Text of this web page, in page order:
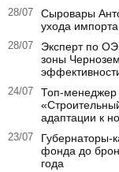
28/07
Сыровары
ухода импорта
28/07
Эксперт по
зоны
24/07
Топ-
адаптации к
23/07
фонда до
года